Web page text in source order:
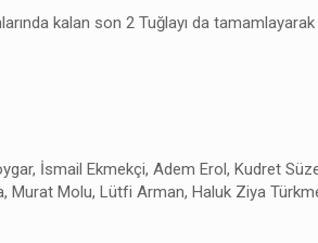
kalan son 2 Tuğlayı da
İsmail Ekmekçi, Adem Erol, Kudret
Murat Molu, Lütfi Arman, Haluk Ziya